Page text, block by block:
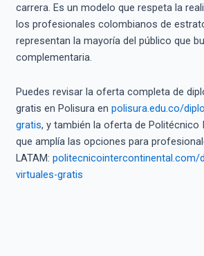
carrera. Es un modelo que respeta la
los profesionales colombianos de
representan la mayoría del público que
complementaria.
Puedes revisar la oferta completa de
gratis en Polisura en polisura.edu.co/
gratis, y también la oferta de Politécnico
que amplía las opciones para
LATAM: politecnicointercontinental.com/
virtuales-gratis